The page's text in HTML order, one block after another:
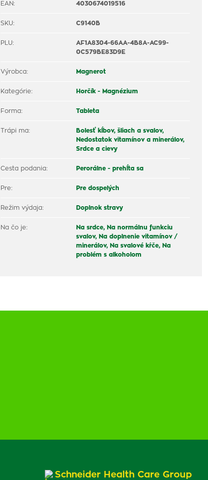
EAN: 4030674019516
SKU: C9140B
PLU:
AF1A8304-66AA-4B8A-AC99-
0C579BE83D9E
Výrobca: Magnerot
Kategórie: Horčík - Magnézium
Forma: Tableta
Trápi ma:
Bolesť kĺbov, šliach a svalov,
Nedostatok vitamínov a minerálov,
Srdce a cievy
Cesta podania: Perorálne - prehĺta sa
Pre: Pre dospelých
Režim výdaja: Doplnok stravy
Na čo je: Na srdce, Na normálnu funkciu
svalov, Na doplnenie vitamínov /
minerálov, Na svalové kŕče, Na
problém s alkoholom
Schneider Health Care Group